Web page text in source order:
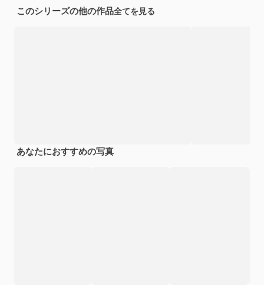
このシリーズの他の作品全てを見る
あなたにおすすめの写真